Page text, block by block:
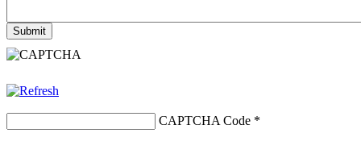
CAPTCHA Code *